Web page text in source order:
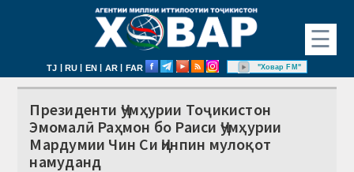
☰
TJ | RU | EN | AR | FAR "Ховар FM"
Президенти Ҷумҳурии Тоҷикистон
Эмомалӣ Раҳмон бо Раиси Ҷумҳурии
Мардумии Чин Си Ҷинпин мулоқот
намуданд